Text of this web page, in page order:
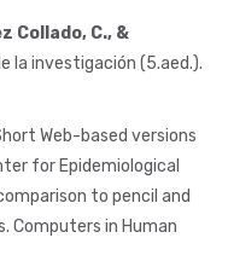
Collado, C., &
la investigación (5.aed.).
Web-based versions
for Epidemiological
to pencil and
Computers in Human